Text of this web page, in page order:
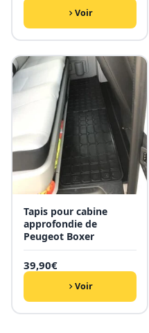
Voir
Tapis pour cabine
approfondie de
Peugeot Boxer
39,90€
Voir